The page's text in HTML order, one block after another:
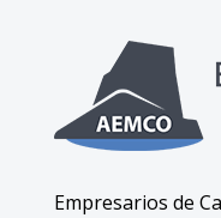
Empresarios de